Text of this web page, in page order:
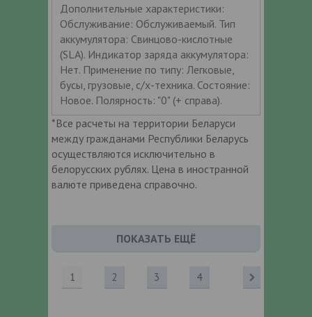
Дополнительные характеристики:
Обслуживание: Обслуживаемый. Тип
аккумулятора: Свинцово-кислотные
(SLA). Индикатор заряда аккумулятора:
Нет. Применение по типу: Легковые,
бусы, грузовые, с/х-техника. Состояние:
Новое. Полярность: "0" (+ справа).
*Все расчеты на территории Беларуси
между гражданами Республики Беларусь
осуществляются исключительно в
белорусских рублях. Цена в иностранной
валюте приведена справочно.
ПОКАЗАТЬ ЕЩЁ
1 2 3 4